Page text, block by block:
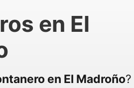
en El
en El Madroño?